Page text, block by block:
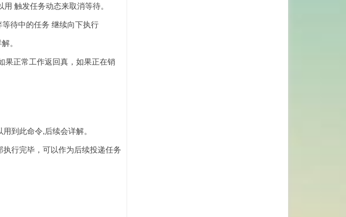
触发任务动态来取消等待。
待中的任务 继续向下执行
。
果正常工作返回真，如果正在销
到此命令,后续会详解。
行完毕，可以作为后续投递任务